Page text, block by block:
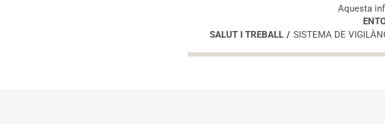
Aquesta
SALUT I TREBALL
SISTEMA DE